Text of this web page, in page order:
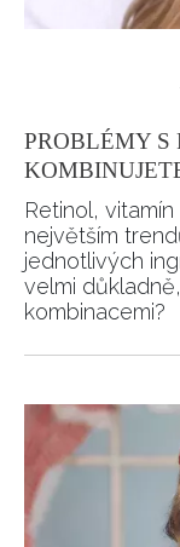
PROBLÉMY S
Retinol,
největším
jednotlivých
velmi
kombinacemi?